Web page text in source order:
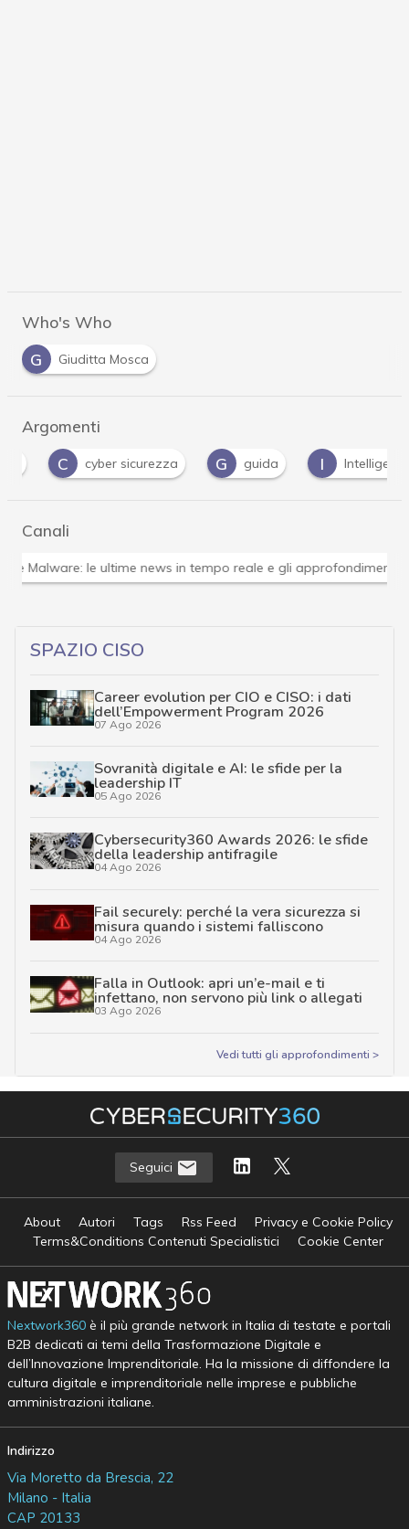
Who's Who
G
Giuditta Mosca
Argomenti
cyber sicurezza guida Intelligenza
Canali
Attacchi hacker e Malware: le ultime news in tempo
SPAZIO CISO
Career evolution per CIO e CISO: i dati
dell’Empowerment Program 2026
07 Ago 2026
Sovranità digitale e AI: le sfide per la
leadership IT
05 Ago 2026
Cybersecurity360 Awards 2026: le sfide
della leadership antifragile
04 Ago 2026
Fail securely: perché la vera sicurezza si
misura quando i sistemi falliscono
04 Ago 2026
Falla in Outlook: apri un’e-mail e ti
infettano, non servono più link o allegati
03 Ago 2026
Vedi tutti gli approfondimenti >
Seguici
About Autori Tags Rss Feed
Privacy e Cookie Policy
Terms&Conditions Contenuti Specialistici
Cookie Center
Nextwork360è il più grande network in Italia di testate e portali
B2B dedicati ai temi della Trasformazione Digitale e
dell’Innovazione Imprenditoriale. Ha la missione di diffondere la
cultura digitale e imprenditoriale nelle imprese e pubbliche
amministrazioni italiane.
Indirizzo
Via Moretto da Brescia, 22
Milano - Italia
CAP 20133